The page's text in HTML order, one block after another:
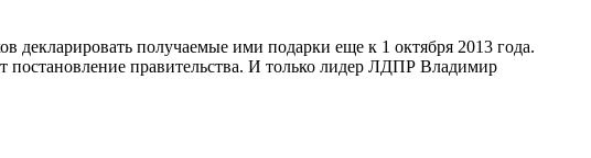
получаемые ими подарки еще к 1 октября 2013 года.
постановление правительства. И только лидер ЛДПР Владимир